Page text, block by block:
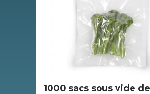
1000 sacs sous vide de